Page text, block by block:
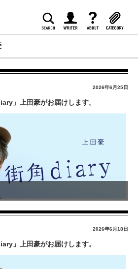
2026年6月25日
」上田豪がお届けします。
2026年6月18日
」上田豪がお届けします。